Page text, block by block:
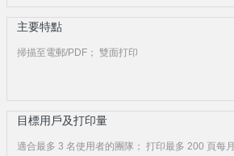
主要特點
掃描至電郵/PDF； 雙面打印
目標用戶及打印量
適合最多 3 名使用者的團隊； 打印最多 200 頁每月